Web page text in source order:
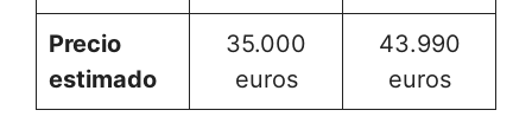
Precio
estimado
35.000
euros
43.990
euros